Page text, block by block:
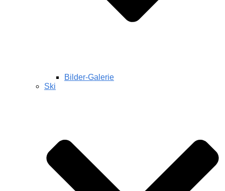
Bilder-Galerie
Ski